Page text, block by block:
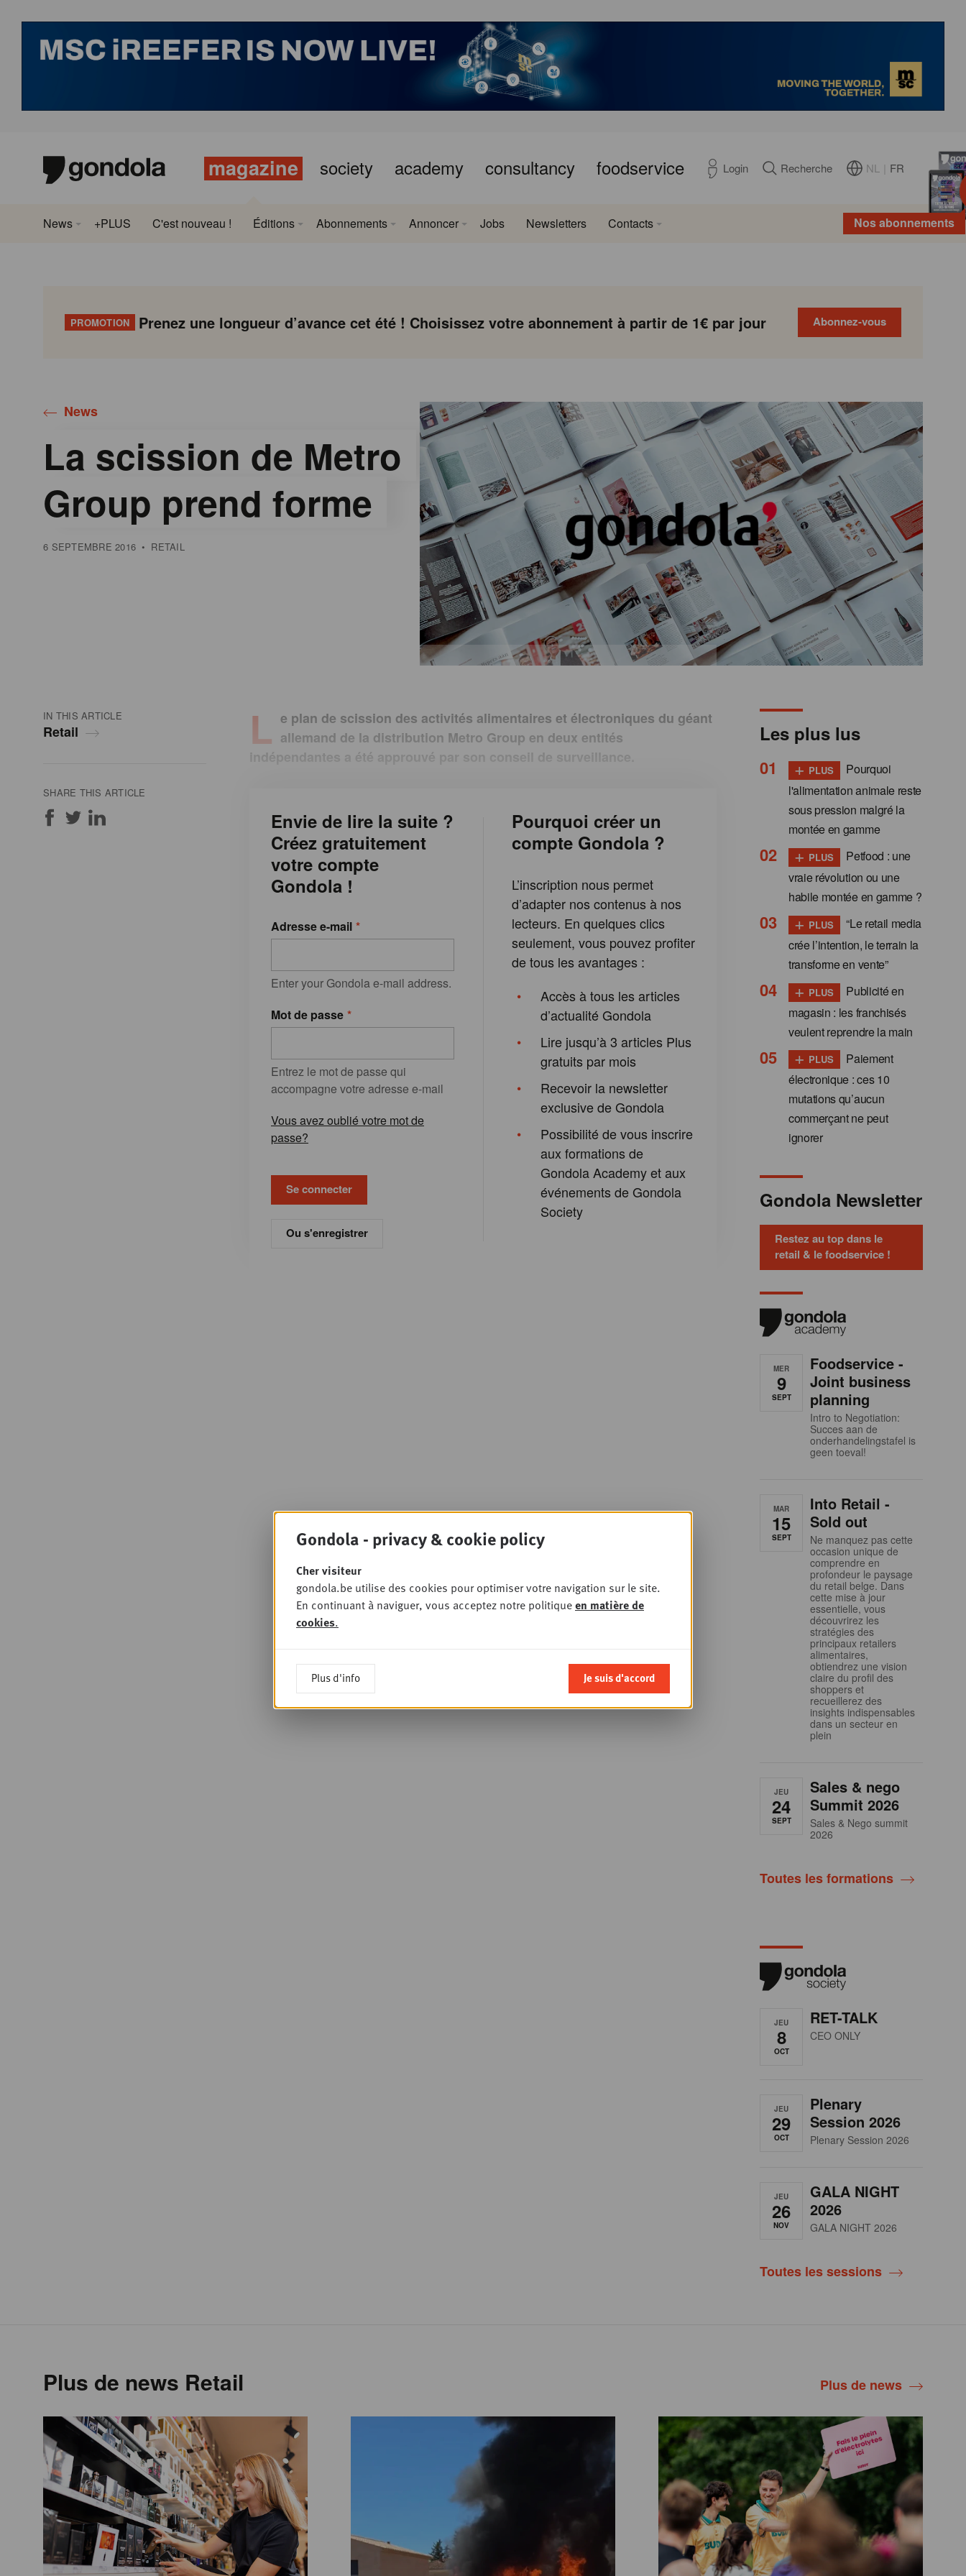
magazine society academy consultancy foodservice Login Recherche NL FR
Nos abonnements
News +PLUS C'est nouveau ! Éditions Abonnements Annoncer Jobs Newsletters Contacts
PROMOTION Prenez une longueur d’avance cet été ! Choisissez votre abonnement à partir de 1€ par jour Abonnez-vous
News
La scission de Metro
Group prend forme
6 SEPTEMBRE 2016 • RETAIL
IN THIS ARTICLE
Retail
SHARE THIS ARTICLE
L e plan de scission des activités alimentaires et électroniques du géant
allemand de la distribution Metro Group en deux entités
indépendantes a été approuvé par son conseil de surveillance.
Envie de lire la suite ?
Créez gratuitement
votre compte
Gondola !
Adresse e-mail
Enter your Gondola e-mail address.
Mot de passe
Entrez le mot de passe qui
accompagne votre adresse e-mail
Vous avez oublié votre mot de
passe?
Ou s'enregistrer
Pourquoi créer un
compte Gondola ?
L’inscription nous permet
d’adapter nos contenus à nos
lecteurs. En quelques clics
seulement, vous pouvez profiter
de tous les avantages :
Accès à tous les articles
d’actualité Gondola
Lire jusqu’à 3 articles Plus
gratuits par mois
Recevoir la newsletter
exclusive de Gondola
Possibilité de vous inscrire
aux formations de
Gondola Academy et aux
événements de Gondola
Society
Les plus lus
+ PLUS
Pourquoi
l'alimentation animale reste
sous pression malgré la
montée en gamme
+ PLUS
Petfood : une
vraie révolution ou une
habile montée en gamme ?
+ PLUS
“Le retail media
crée l’intention, le terrain la
transforme en vente”
+ PLUS
Publicité en
magasin : les franchisés
veulent reprendre la main
+ PLUS
Paiement
électronique : ces 10
mutations qu’aucun
commerçant ne peut
ignorer
Gondola Newsletter
Restez au top dans le
retail & le foodservice !
MER
9
SEPT
Foodservice -
Joint business
planning
Intro to Negotiation:
Succes aan de
onderhandelingstafel is
geen toeval!
MAR
15
SEPT
Into Retail -
Sold out
Ne manquez pas cette
occasion unique de
comprendre en
profondeur le paysage
du retail belge. Dans
cette mise à jour
essentielle, vous
découvrirez les
stratégies des
principaux retailers
alimentaires,
obtiendrez une vision
claire du profil des
shoppers et
recueillerez des
insights indispensables
dans un secteur en
plein
JEU
24
SEPT
Sales & nego
Summit 2026
Sales & Nego summit
2026
Toutes les formations
JEU
8
OCT
RET-TALK
CEO ONLY
JEU
29
OCT
Plenary
Session 2026
Plenary Session 2026
JEU
26
NOV
GALA NIGHT
2026
GALA NIGHT 2026
Toutes les sessions
Plus de news Retail Plus de news
Gondola - privacy & cookie policy
Cher visiteur
gondola.be utilise des cookies pour optimiser votre navigation sur le site.
En continuant à naviguer, vous acceptez notre politiqueen matière de
cookies.
Plus d'info Je suis d'accord